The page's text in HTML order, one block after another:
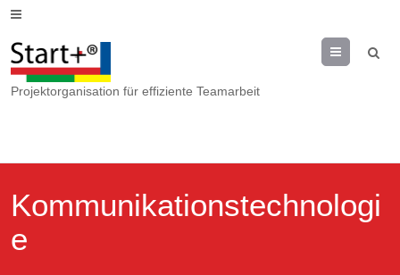
Projektorganisation für effiziente Teamarbeit
Menu
Kommunikationstechnologi
e